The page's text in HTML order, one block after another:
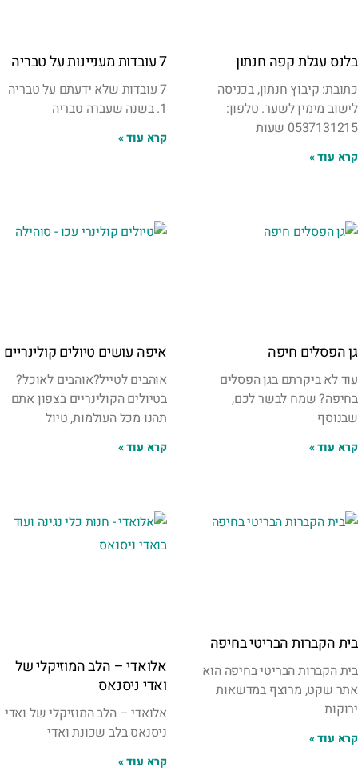
בלנס עגלת קפה חנתון
כתובת: קיבוץ חנתון, בכניסה
לישוב מימין לשער. טלפון:
0537131215 שעות
קרא עוד »
7 עובדות מעניינות על טבריה
7 עובדות שלא ידעתם על טבריה
1. בשנה שעברה טבריה
קרא עוד »
גן הפסלים חיפה
עוד לא ביקרתם בגן הפסלים
בחיפה? שמח לבשר לכם,
שבנוסף
קרא עוד »
איפה עושים טיולים קולינריים
אוהבים לטייל?אוהבים לאוכל?
בטיולים הקולינריים בצפון אתם
תהנו מכל העולמות, טיול
קרא עוד »
בית הקברות הבריטי בחיפה
בית הקברות הבריטי בחיפה הוא
אתר שקט, מרוצף במדשאות
ירוקות
קרא עוד »
אלואדי – הלב המוזיקלי של
ואדי ניסנאס
אלואדי – הלב המוזיקלי של ואדי
ניסנאס בלב שכונת ואדי
קרא עוד »